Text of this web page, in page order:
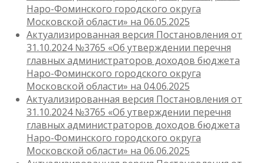
Наро-Фоминского городского округа
Московской области» на 06.05.2025
Актуализированная версия Постановления от
31.10.2024 №3765 «Об утверждении перечня
главных администраторов доходов бюджета
Наро-Фоминского городского округа
Московской области» на 04.06.2025
Актуализированная версия Постановления от
31.10.2024 №3765 «Об утверждении перечня
главных администраторов доходов бюджета
Наро-Фоминского городского округа
Московской области» на 06.06.2025